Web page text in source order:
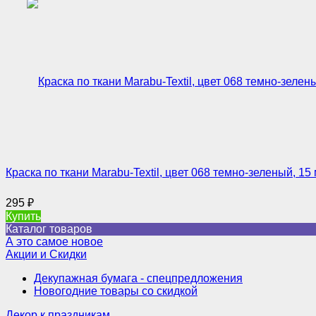
Краска по ткани Marabu-Textil, цвет 068 темно-зеленый, 15
295 ₽
Купить
Каталог товаров
А это самое новое
Акции и Скидки
Декупажная бумага - спецпредложения
Новогодние товары со скидкой